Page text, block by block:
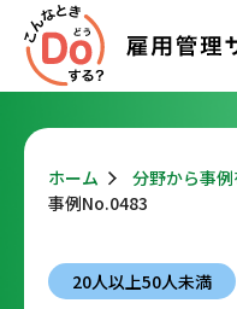
ホーム 分野から事例
事例No.0483
20人以上50人未満